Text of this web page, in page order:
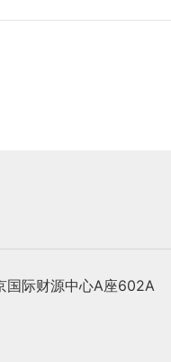
国际财源中心A座602A